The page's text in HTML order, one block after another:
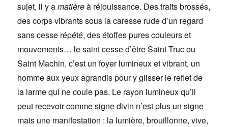
sujet, il y amatièreà réjouissance. Des traits brossés,
des corps vibrants sous la caresse rude d’un regard
sans cesse répété, des étoffes pures couleurs et
mouvements… le saint cesse d’être Saint Truc ou
Saint Machin, c’est un foyer lumineux et vibrant, un
homme aux yeux agrandis pour y glisser le reflet de
la larme qui ne coule pas. Le rayon lumineux qu’il
peut recevoir comme signe divin n’est plus un signe
mais une manifestation : la lumière, brouillonne, vive,